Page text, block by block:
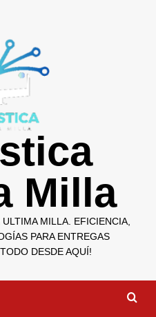
Milla
MILLA. EFICIENCIA,
PARA ENTREGAS
DESDE AQUÍ!